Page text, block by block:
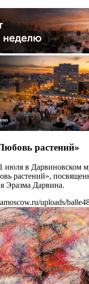
растений»
июля в Дарвиновском
растений»,
Эразма Дарвина.
uploads/